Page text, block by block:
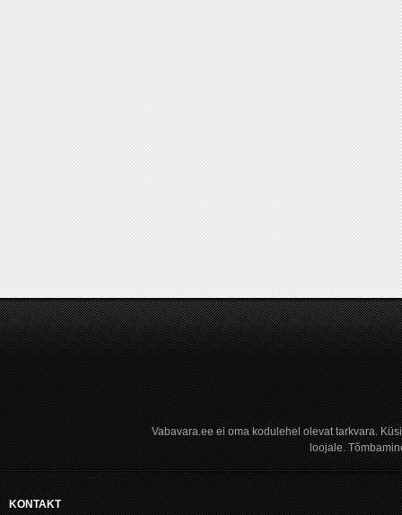
Vabavara.ee ei oma kodulehel olevat tarkvara.
loojale.
KONTAKT